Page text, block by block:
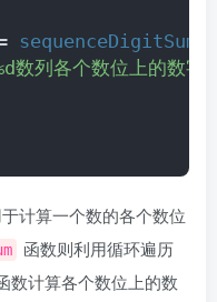
sequenceDigitSum
数列各个数位上的数字
计算一个数的各个数位
函数则利用循环遍历
数计算各个数位上的数